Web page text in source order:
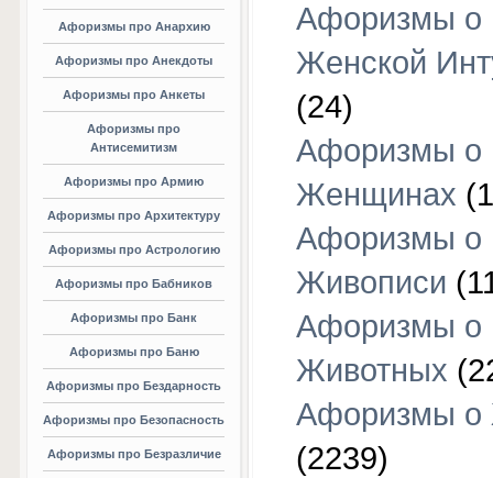
Афоризмы про Анархию
Афоризмы про Анекдоты
Афоризмы про Анкеты
Афоризмы про
Антисемитизм
Афоризмы про Армию
Афоризмы про Архитектуру
Афоризмы про Астрологию
Афоризмы про Бабников
Афоризмы про Банк
Афоризмы про Баню
Афоризмы про Бездарность
Афоризмы про Безопасность
Афоризмы про Безразличие
Афоризмы о
Женской
(24)
Афоризмы о
Женщинах
Афоризмы о
Живописи
Афоризмы о
Животных
Афоризмы о
(2239)